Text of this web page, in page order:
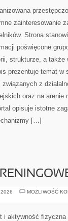
zainteresowanie
Strona
poświęcone
strukturze, a także
prezentuje temat w
z
oraz na arenie
opisuje istotne
[…]
MOŻLIWOŚĆ
i aktywność